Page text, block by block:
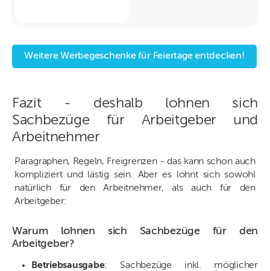
Weitere Werbegeschenke für Feiertage entdecken!
Fazit - deshalb lohnen sich
Sachbezüge für Arbeitgeber und
Arbeitnehmer
Paragraphen, Regeln, Freigrenzen - das kann schon auch
kompliziert und lästig sein. Aber es lohnt sich sowohl
natürlich für den Arbeitnehmer, als auch für den
Arbeitgeber:
Warum lohnen sich Sachbezüge für den
Arbeitgeber?
Betriebsausgabe: Sachbezüge inkl. möglicher